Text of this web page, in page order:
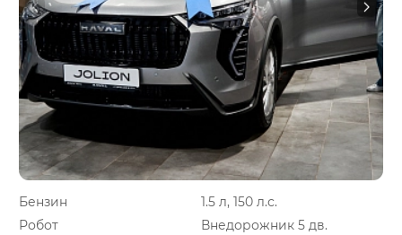
Бензин
1.5 л, 150 л.с.
Робот
Внедорожник 5 дв.